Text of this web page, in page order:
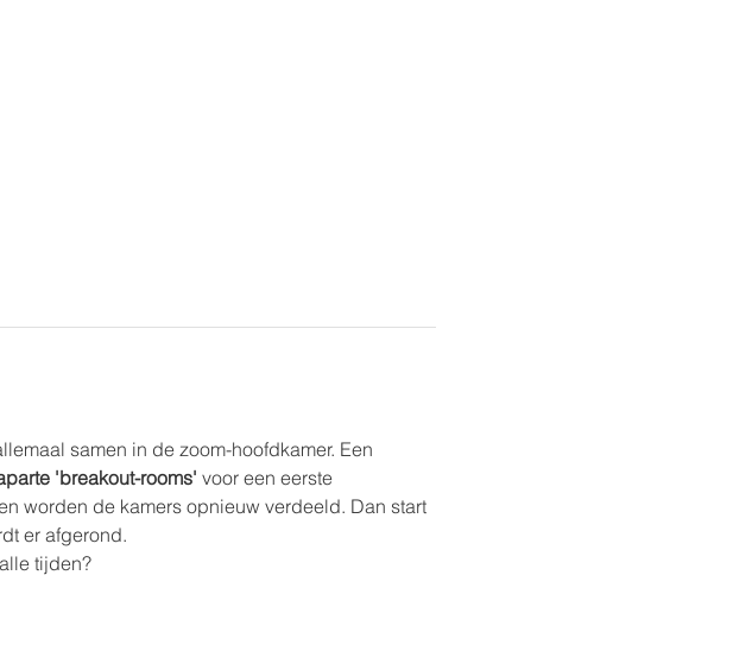
samen in de zoom-hoofdkamer. Een
'breakout-rooms' voor een eerste
worden de kamers opnieuw verdeeld. Dan start
er afgerond.
tijden?